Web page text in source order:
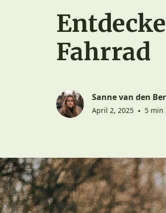
Fahrrad
Sanne van den
April 2, 2025 • 5 min